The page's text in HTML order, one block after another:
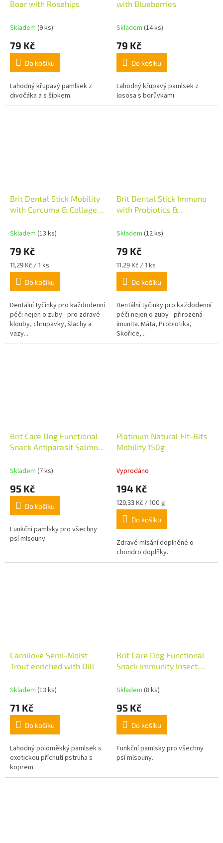
Boar with Rosehips
Skladem (9 ks)
79 Kč
Do košíku
Lahodný křupavý pamlsek z
divočáka a s šípkem.
with Blueberries
Skladem (14 ks)
79 Kč
Do košíku
Lahodný křupavý pamlsek z
lososa s borůvkami.
Brit Dental Stick Mobility
with Curcuma & Collagen
Skladem (13 ks)
79 Kč
Měrná
cena:
11,29 Kč / 1 ks
Do košíku
Dentální tyčinky pro každodenní
péči nejen o zuby - pro zdravé
klouby, chrupavky, šlachy a
vazy....
Brit Dental Stick Immuno
with Probiotics &
Skladem (12 ks)
79 Kč
Měrná
cena:
11,29 Kč / 1 ks
Do košíku
Dentální tyčinky pro každodenní
péči nejen o zuby - přirozená
imunita. Máta, Probiotika,
Skořice,...
Brit Care Dog Functional
Snack Antiparasit Salmon
Skladem (7 ks)
95 Kč
Do košíku
Funkční pamlsky pro všechny
psí mlsouny.
Platinum Natural Fit-Bits
Mobility 150g
Vyprodáno
194 Kč
Měrná
cena:
129,33 Kč / 100 g
Do košíku
Zdravé mlsání doplněné o
chondro doplňky.
Carnilove Semi-Moist
Trout enriched with Dill
Skladem (13 ks)
71 Kč
Do košíku
Lahodný poloměkký pamlsek s
exotickou příchutí pstruha s
koprem.
Brit Care Dog Functional
Snack Immunity Insect
Skladem (8 ks)
95 Kč
Do košíku
Funkční pamlsky pro všechny
psí mlsouny.